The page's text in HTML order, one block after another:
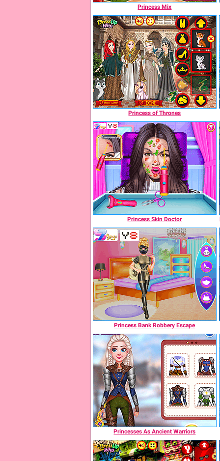
Princess Mix
Princess of Thrones
Princess Skin Doctor
Princess Bank Robbery Escape
Princesses As Ancient Warriors